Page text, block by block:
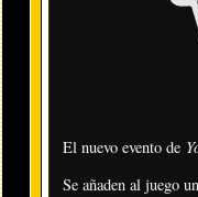
El nuevo evento de
Se añaden al juego